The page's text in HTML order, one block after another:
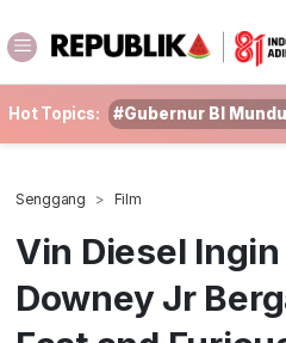
Hot Topics: #Gubernur BI
Senggang Film
Vin Diesel
Downey Jr